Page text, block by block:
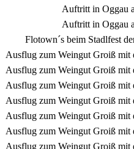
Auftritt in Oggau
Auftritt in Oggau
Flotown´s beim Stadlfest
Ausflug zum Weingut Groiß mit
Ausflug zum Weingut Groiß mit
Ausflug zum Weingut Groiß mit
Ausflug zum Weingut Groiß mit
Ausflug zum Weingut Groiß mit
Ausflug zum Weingut Groiß mit
Ausflug zum Weingut Groiß mit